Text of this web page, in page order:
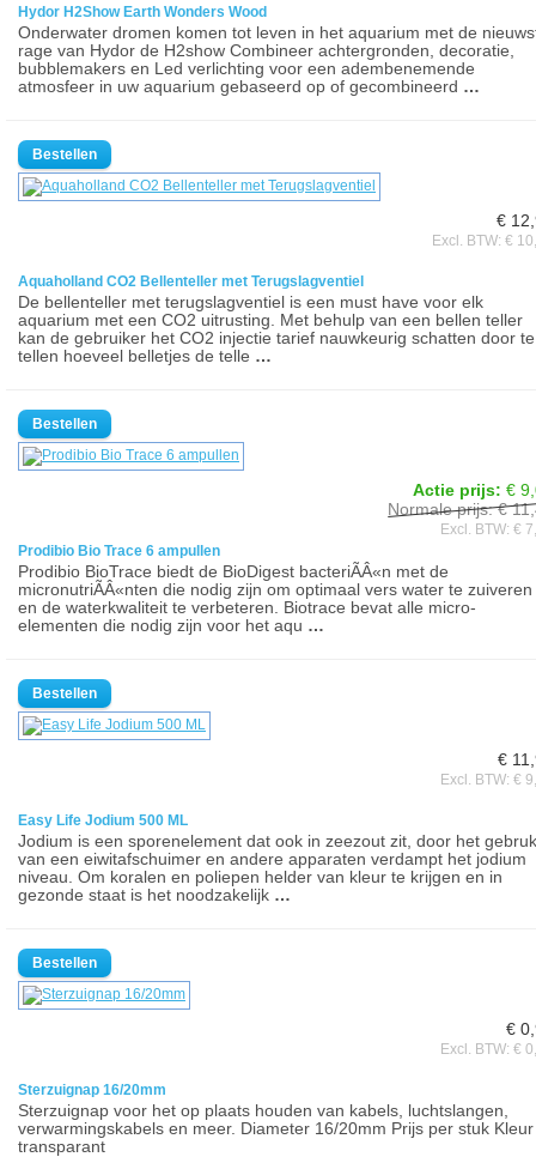
Hydor H2Show Earth Wonders Wood
Onderwater dromen komen tot leven in het aquarium met de
rage van Hydor de H2show Combineer achtergronden, decoratie,
bubblemakers en Led verlichting voor een adembenemende
atmosfeer in uw aquarium gebaseerd op of gecombineerd …
€
Excl. BTW: €
Aquaholland CO2 Bellenteller met Terugslagventiel
De bellenteller met terugslagventiel is een must have voor elk
aquarium met een CO2 uitrusting. Met behulp van een bellen teller
kan de gebruiker het CO2 injectie tarief nauwkeurig schatten door te
tellen hoeveel belletjes de telle …
Actie prijs: €
Normale prijs: €
Excl. BTW: €
Prodibio Bio Trace 6 ampullen
Prodibio BioTrace biedt de BioDigest bacteriÃÂ«n met de
micronutriÃÂ«nten die nodig zijn om optimaal vers water te zuiveren
en de waterkwaliteit te verbeteren. Biotrace bevat alle micro-
elementen die nodig zijn voor het aqu …
€
Excl. BTW: €
Easy Life Jodium 500 ML
Jodium is een sporenelement dat ook in zeezout zit, door het gebruk
van een eiwitafschuimer en andere apparaten verdampt het jodium
niveau. Om koralen en poliepen helder van kleur te krijgen en in
gezonde staat is het noodzakelijk …
€
Excl. BTW: €
Sterzuignap 16/20mm
Sterzuignap voor het op plaats houden van kabels, luchtslangen,
verwarmingskabels en meer. Diameter 16/20mm Prijs per stuk Kleur
transparant